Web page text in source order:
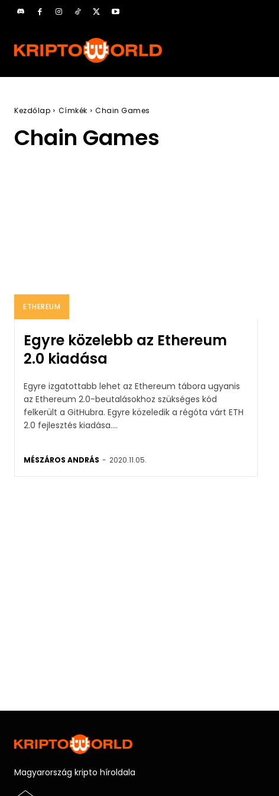
Kezdőlap Címkék Chain Games
Chain Games
ETHEREUM
Egyre közelebb az Ethereum
2.0 kiadása
Egyre izgatottabb lehet az Ethereum tábora ugyanis
az Ethereum 2.0-beutalásokhoz szükséges kód
felkerült a GitHubra. Egyre közeledik a régóta várt ETH
2.0 fejlesztés kiadása....
MÉSZÁROS ANDRÁS - 2020.11.05.
Magyarország kripto híroldala